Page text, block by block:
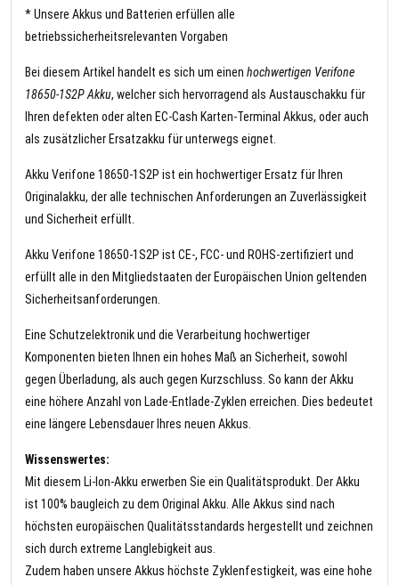
* Unsere Akkus und Batterien erfüllen alle
betriebssicherheitsrelevanten Vorgaben
Bei diesem Artikel handelt es sich um einen hochwertigen Verifone
18650-1S2P Akku, welcher sich hervorragend als Austauschakku für
Ihren defekten oder alten EC-Cash Karten-Terminal Akkus, oder auch
als zusätzlicher Ersatzakku für unterwegs eignet.
Akku Verifone 18650-1S2P ist ein hochwertiger Ersatz für Ihren
Originalakku, der alle technischen Anforderungen an Zuverlässigkeit
und Sicherheit erfüllt.
Akku Verifone 18650-1S2P ist CE-, FCC- und ROHS-zertifiziert und
erfüllt alle in den Mitgliedstaaten der Europäischen Union geltenden
Sicherheitsanforderungen.
Eine Schutzelektronik und die Verarbeitung hochwertiger
Komponenten bieten Ihnen ein hohes Maß an Sicherheit, sowohl
gegen Überladung, als auch gegen Kurzschluss. So kann der Akku
eine höhere Anzahl von Lade-Entlade-Zyklen erreichen. Dies bedeutet
eine längere Lebensdauer Ihres neuen Akkus.
Wissenswertes:
Mit diesem Li-Ion-Akku erwerben Sie ein Qualitätsprodukt. Der Akku
ist 100% baugleich zu dem Original Akku. Alle Akkus sind nach
höchsten europäischen Qualitätsstandards hergestellt und zeichnen
sich durch extreme Langlebigkeit aus.
Zudem haben unsere Akkus höchste Zyklenfestigkeit, was eine hohe